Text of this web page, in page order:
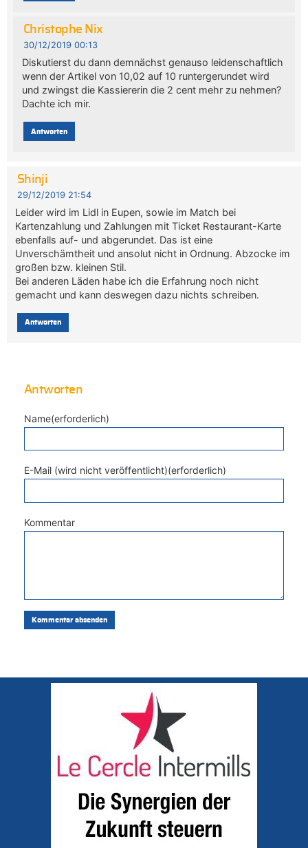
Christophe Nix
30/12/2019 00:13
Diskutierst du dann demnächst genauso leidenschaftlich
wenn der Artikel von 10,02 auf 10 runtergerundet wird
und zwingst die Kassiererin die 2 cent mehr zu nehmen?
Dachte ich mir.
Antworten
Shinji
29/12/2019 21:54
Leider wird im Lidl in Eupen, sowie im Match bei
Kartenzahlung und Zahlungen mit Ticket Restaurant-Karte
ebenfalls auf- und abgerundet. Das ist eine
Unverschämtheit und ansolut nicht in Ordnung. Abzocke im
großen bzw. kleinen Stil.
Bei anderen Läden habe ich die Erfahrung noch nicht
gemacht und kann deswegen dazu nichts schreiben.
Antworten
Antworten
Name(erforderlich)
E-Mail (wird nicht veröffentlicht)(erforderlich)
Kommentar